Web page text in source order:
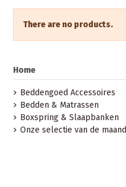
There are no products.
Home
Beddengoed Accessoires
Bedden & Matrassen
Boxspring & Slaapbanken
Onze selectie van de maand